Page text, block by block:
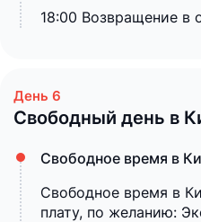
18:00 Возвращение в
Свободный день в
Свободное время в
Свободное время в
плату, по желанию: